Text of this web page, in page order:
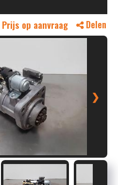
Prijs op aanvraag Delen
❯